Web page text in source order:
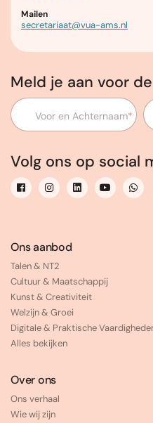
Mailen
secretariaat@vua-ams.nl
Meld je aan voor
Voor en Achternaam*
Volg ons op social
Ons aanbod
Talen & NT2
Cultuur & Maatschappij
Kunst & Creativiteit
Welzijn & Groei
Digitale & Praktische
Alles bekijken
Over ons
Ons verhaal
Wie wij zijn